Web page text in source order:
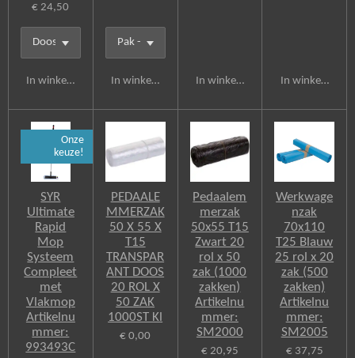
€ 24,50
In winkelwagen In winkelwagen In winkelwagen In winkelwagen
Onze
keuze!
SYR
Ultimate
Rapid
Mop
Systeem
Compleet
met
Vlakmop
Artikelnu
mmer:
993493C
PEDAALE
MMERZAK
50 X 55 X
T15
TRANSPAR
ANT DOOS
20 ROL X
50 ZAK
1000ST Kl
€ 0,00
Pedaalem
merzak
50x55 T15
Zwart 20
rol x 50
zak (1000
zakken)
Artikelnu
mmer:
SM2000
€ 20,95
Werkwage
nzak
70x110
T25 Blauw
25 rol x 20
zak (500
zakken)
Artikelnu
mmer:
SM2005
€ 37,75